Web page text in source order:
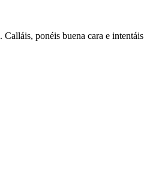
. Calláis, ponéis buena cara e intentáis